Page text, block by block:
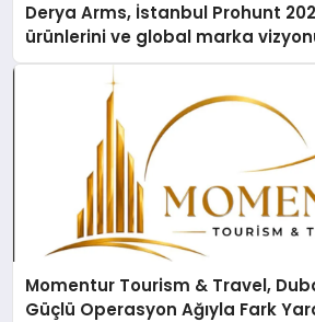
Derya Arms, İstanbul Prohunt
ürünlerini ve global marka
Momentur Tourism & Travel,
Güçlü Operasyon Ağıyla Fark